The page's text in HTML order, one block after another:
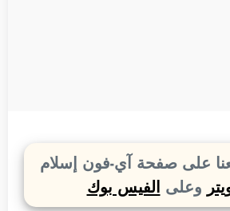
على صفحة آي-فون إسلام
وعلى الفيس بوك